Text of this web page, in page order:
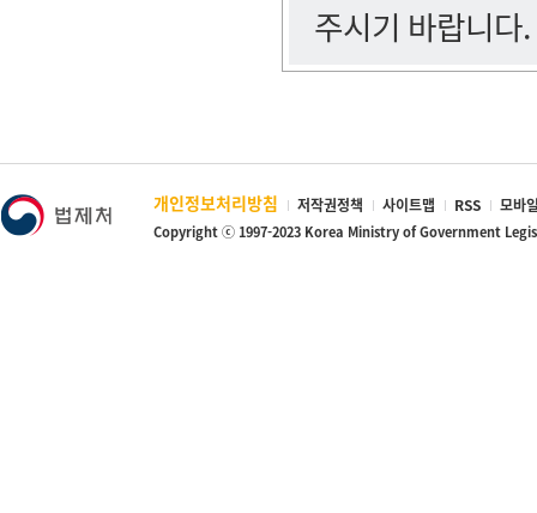
주시기 바랍니다.
개인정보처리방침 저작권정책 사이트맵 RSS 모바
Copyright ⓒ 1997-2023 Korea Ministry of Government